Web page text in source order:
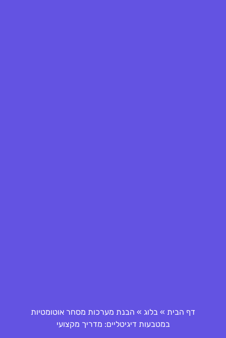
דף הבית » בלוג » הבנת מערכות מסחר אוטומטיות
במטבעות דיגיטליים: מדריך מקצועי